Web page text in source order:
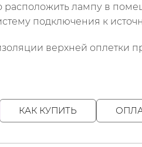
расположить лампу в
подключения к
верхней оплетки
КАК КУПИТЬ